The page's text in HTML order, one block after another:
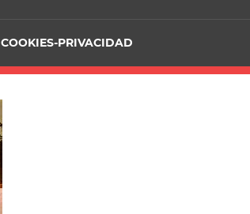
COOKIES-PRIVACIDAD